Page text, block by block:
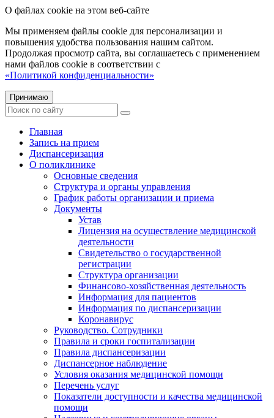
О файлах cookie на этом веб-сайте
Мы применяем файлы cookie для персонализации и
повышения удобства пользования нашим сайтом.
Продолжая просмотр сайта, вы соглашаетесь с применением
нами файлов cookie в соответствии с
«Политикой конфиденциальности»
Принимаю
Главная
Запись на прием
Диспансеризация
О поликлинике
Основные сведения
Структура и органы управления
График работы организации и приема
Документы
Устав
Лицензия на осуществление медицинской
деятельности
Свидетельство о государственной
регистрации
Структура организации
Финансово-хозяйственная деятельность
Информация для пациентов
Информация по диспансеризации
Коронавирус
Руководство. Сотрудники
Правила и сроки госпитализации
Правила диспансеризации
Диспансерное наблюдение
Условия оказания медицинской помощи
Перечень услуг
Показатели доступности и качества медицинской
помощи